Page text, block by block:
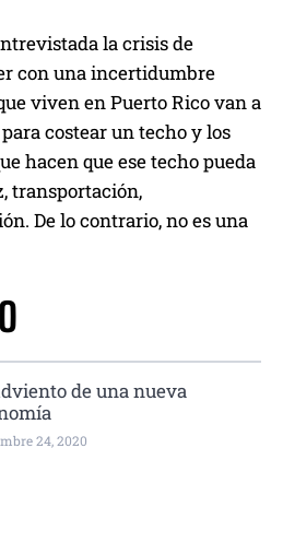
la crisis de
con una incertidumbre
viven en Puerto Rico van a
costear un techo y los
hacen que ese techo pueda
transportación,
De lo contrario, no es una
de una nueva
24, 2020